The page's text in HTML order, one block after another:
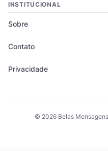
INSTITUCIONAL
Sobre
Contato
Privacidade
© 2026 Belas